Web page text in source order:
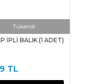
Tükendi
İPLİ BALIK (1 ADET)
TL